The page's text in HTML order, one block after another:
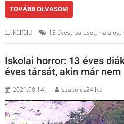
TOVÁBB OLVASOM
Külföld 13 éves, baleset, halálos,
Iskolai horror: 13 éves
éves társát, akin már
2021.08.14. szabolcs24.hu